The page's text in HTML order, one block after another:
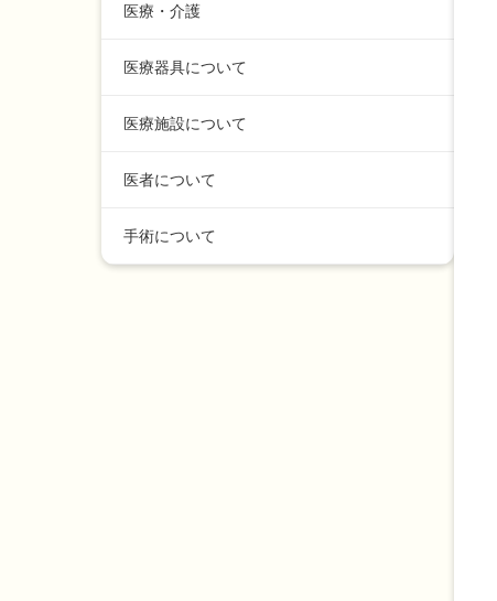
医療・介護
医療器具について
医療施設について
医者について
手術について